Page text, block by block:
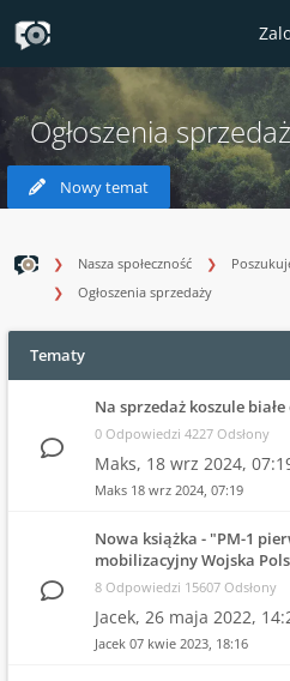
Ogłoszenia
Nowy temat
Nasza społeczność
Ogłoszenia sprzedaży
Tematy
Na sprzedaż koszule
0 Odpowiedzi 4227 Odsłony
Maks, 18 wrz 2024,
Maks 18 wrz 2024, 07:19
Nowa książka - "PM-1
mobilizacyjny Wojska
8 Odpowiedzi 15607 Odsłony
Jacek, 26 maja 2022,
Jacek 07 kwie 2023, 18:16